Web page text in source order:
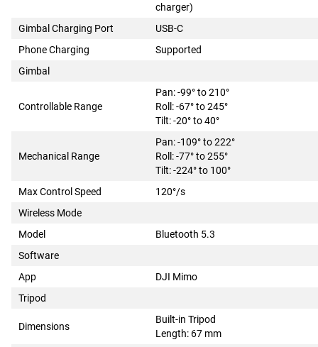
charger)
Gimbal Charging Port
USB-C
Phone Charging
Supported
Gimbal
Controllable Range
Pan: -99° to 210°
Roll: -67° to 245°
Tilt: -20° to 40°
Mechanical Range
Pan: -109° to 222°
Roll: -77° to 255°
Tilt: -224° to 100°
Max Control Speed
120°/s
Wireless Mode
Model
Bluetooth 5.3
Software
App
DJI Mimo
Tripod
Dimensions
Built-in Tripod
Length: 67 mm